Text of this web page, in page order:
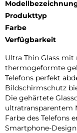
Produkttyp
Farbe
Verfügbarkeit
Ultra Thin Glass mit
thermogeformte
Telefons perfekt
Bildschirmschutz
Die gehärtete
ultratransparentem
Farbe des Telefons
Smartphone-